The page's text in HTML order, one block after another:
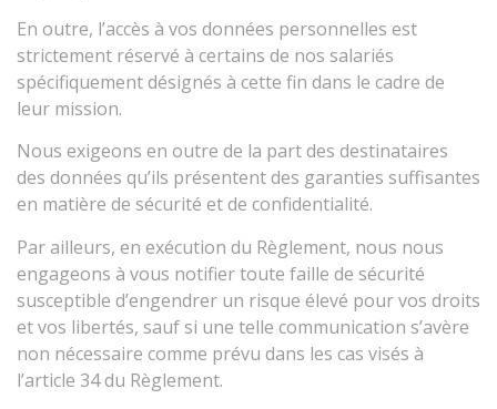
En outre, l’accès à vos données personnelles est
strictement réservé à certains de nos salariés
spécifiquement désignés à cette fin dans le cadre de
leur mission.
Nous exigeons en outre de la part des destinataires
des données qu’ils présentent des garanties suffisantes
en matière de sécurité et de confidentialité.
Par ailleurs, en exécution du Règlement, nous nous
engageons à vous notifier toute faille de sécurité
susceptible d’engendrer un risque élevé pour vos droits
et vos libertés, sauf si une telle communication s’avère
non nécessaire comme prévu dans les cas visés à
l’article 34 du Règlement.